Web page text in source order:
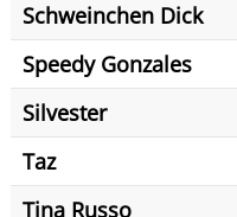
Schweinchen Dick
Speedy Gonzales
Silvester
Taz
Tina Russo